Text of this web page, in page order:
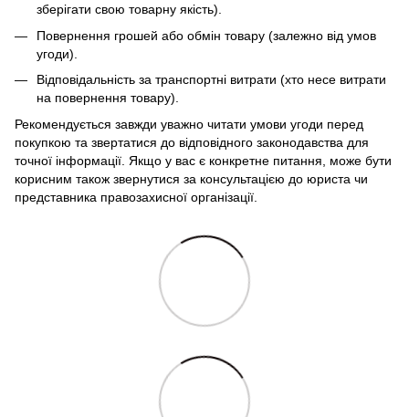
зберігати свою товарну якість).
Повернення грошей або обмін товару (залежно від умов
угоди).
Відповідальність за транспортні витрати (хто несе витрати
на повернення товару).
Рекомендується завжди уважно читати умови угоди перед
покупкою та звертатися до відповідного законодавства для
точної інформації. Якщо у вас є конкретне питання, може бути
корисним також звернутися за консультацією до юриста чи
представника правозахисної організації.